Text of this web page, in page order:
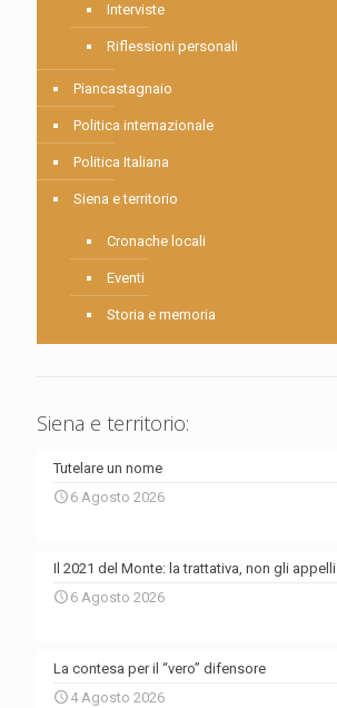
Interviste
Riflessioni personali
Piancastagnaio
Politica internazionale
Politica Italiana
Siena e territorio
Cronache locali
Eventi
Storia e memoria
Siena e territorio:
Tutelare un nome
6 Agosto 2026
Il 2021 del Monte: la trattativa, non gli appelli
6 Agosto 2026
La contesa per il “vero” difensore
4 Agosto 2026